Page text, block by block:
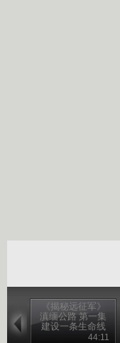
《揭秘远征军》
滇缅公路 第一集
建设一条生命线
44:11